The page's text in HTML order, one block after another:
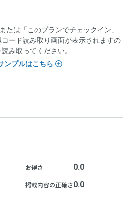
たは「このプランでチェックイン」
ード読み取り画面が表示されますの
み取ってください。
ンプルはこちら
お得さ 0.0
掲載内容の正確さ 0.0